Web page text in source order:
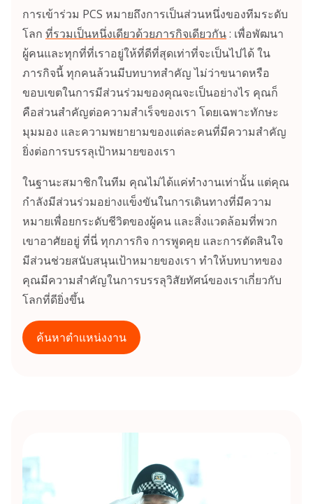
การเข้าร่วม PCS หมายถึงการเป็นส่วนหนึ่งของทีมระดับ
โลก ที่รวมเป็นหนึ่งเดียวด้วยภารกิจเดียวกัน: เพื่อพัฒนา
ผู้คนและทุกที่ที่เราอยู่ให้ที่ดีที่สุดเท่าที่จะเป็นไปได้ ใน
ภารกิจนี้ ทุกคนล้วนมีบทบาทสำคัญ ไม่ว่าขนาดหรือ
ขอบเขตในการมีส่วนร่วมของคุณจะเป็นอย่างไร คุณก็
คือส่วนสำคัญต่อความสำเร็จของเรา โดยเฉพาะทักษะ
มุมมอง และความพยายามของแต่ละคนที่มีความสำคัญ
ยิ่งต่อการบรรลุเป้าหมายของเรา
ในฐานะสมาชิกในทีม คุณไม่ได้แค่ทำงานเท่านั้น แต่คุณ
กำลังมีส่วนร่วมอย่างแข็งขันในการเดินทางที่มีความ
หมายเพื่อยกระดับชีวิตของผู้คน และสิ่งแวดล้อมที่พวก
เขาอาศัยอยู่ ที่นี่ ทุกภารกิจ การพูดคุย และการตัดสินใจ
มีส่วนช่วยสนับสนุนเป้าหมายของเรา ทำให้บทบาทของ
คุณมีความสำคัญในการบรรลุวิสัยทัศน์ของเราเกี่ยวกับ
โลกที่ดียิ่งขึ้น
ค้นหาตำแหน่งงาน